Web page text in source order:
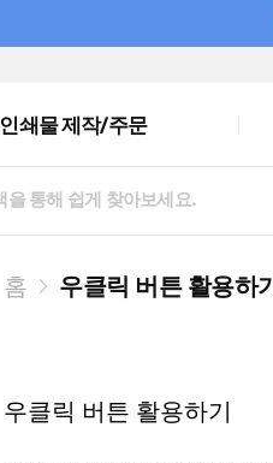
인쇄물 제작/주문
홈 우클릭 버튼 활용하기
우클릭 버튼 활용하기